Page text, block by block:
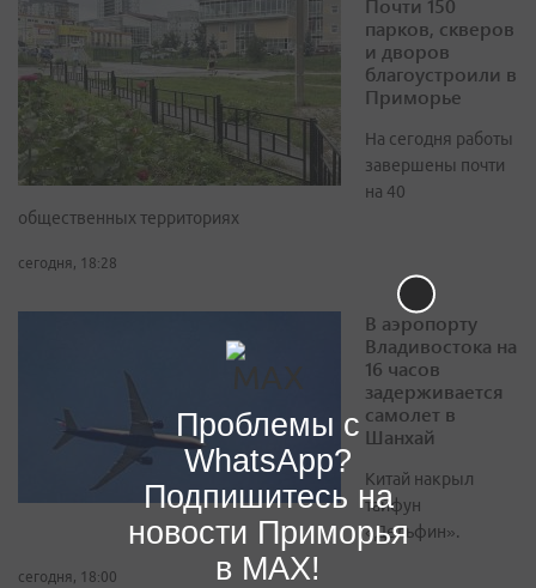
Почти 150
парков, скверов
и дворов
благоустроили в
Приморье
На сегодня работы
завершены почти
на 40
общественных территориях
сегодня, 18:28
В аэропорту
Владивостока на
16 часов
задерживается
самолет в
Шанхай
Китай накрыл
тайфун
«Дельфин».
сегодня, 18:00
Проблемы с
WhatsApp?
Подпишитесь на
новости Приморья
в MAX!